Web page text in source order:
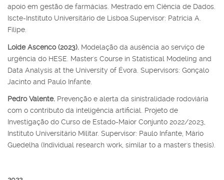
apoio em gestão de farmácias. Mestrado em Ciência de Dados.
Iscte-Instituto Universitário de Lisboa.Supervisor: Patrícia A.
Filipe.
Loide Ascenco (2023). Modelação da ausência ao serviço de
urgência do HESE. Master's Course in Statistical Modeling and
Data Analysis at the University of Évora. Supervisors: Gonçalo
Jacinto and Paulo Infante.
Pedro Valente. Prevenção e alerta da sinistralidade rodoviária
com o contributo da inteligência artificial. Projeto de
Investigação do Curso de Estado-Maior Conjunto 2022/2023,
Instituto Universitário Militar. Supervisor: Paulo Infante, Mário
Guedelha (Individual research work, similar to a master's thesis).